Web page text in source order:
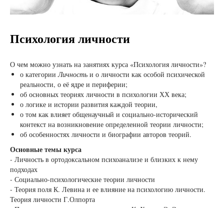
Психология личности
О чем можно узнать на занятиях курса «Психология личности»?
о категорииЛичность и о личности как особой психической
реальности, о её ядре и периферии;
об основных теориях личности в психологии ХХ века;
о логике и истории развития каждой теории,
о том как влияет общенаучный и социально-исторический
контекст на возникновение определенной теории личности;
об особенностях личности и биографии авторов теорий.
Основные темы курса
- Личность в ортодоксальном психоанализе и близких к нему
подходах
- Социально-психологические теории личности
- Теория поля К. Левина и ее влияние на психологию личности.
Теория личности Г.Олпорта